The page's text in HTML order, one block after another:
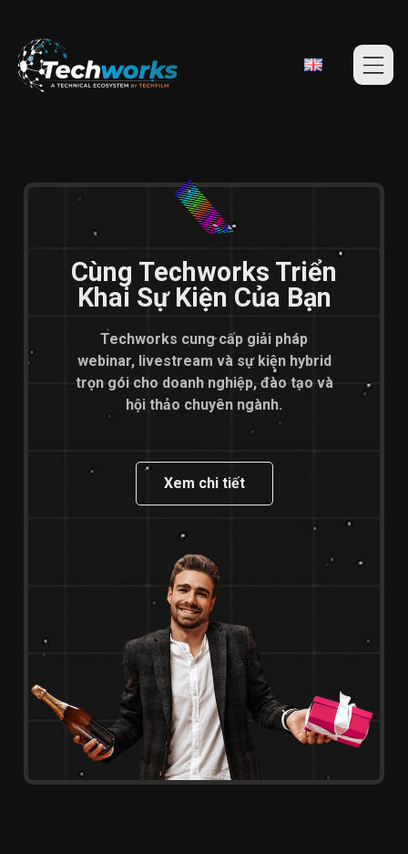
Cùng Techworks Triển
Khai Sự Kiện Của Bạn
Techworks cung cấp giải pháp
webinar, livestream và sự kiện hybrid
trọn gói cho doanh nghiệp, đào tạo và
hội thảo chuyên ngành.
Xem chi tiết